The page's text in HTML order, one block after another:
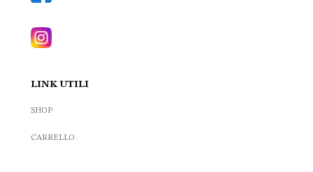
LINK UTILI
SHOP
CARRELLO